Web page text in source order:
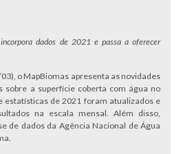
dados de 2021 e passa a oferecer
o MapBiomas apresenta as novidades
sobre a superfície coberta com água no
estatísticas de 2021 foram atualizados e
na escala mensal. Além disso,
de dados da Agência Nacional de Água